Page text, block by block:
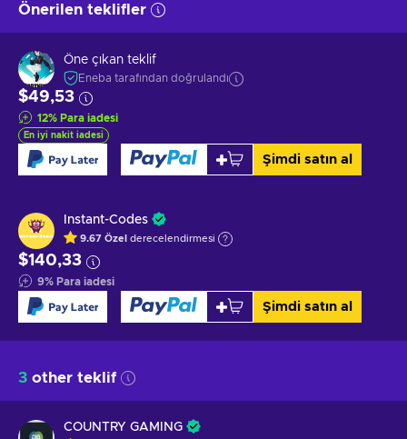
Önerilen teklifler
Öne çıkan teklif
Eneba tarafından doğrulandı
$49,53
12% Para iadesi
En iyi nakit iadesi
Şimdi satın al
Instant-Codes
9.67 Özel derecelendirmesi
$140,33
9% Para iadesi
Şimdi satın al
3 other teklif
COUNTRY GAMING